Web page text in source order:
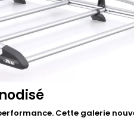
Cette galerie